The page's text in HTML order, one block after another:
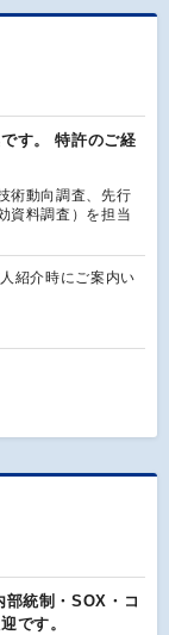
す。 特許のご経
術動向調査、先行
資料調査）を担当
紹介時にご案内い
統制・SOX・コ
です。